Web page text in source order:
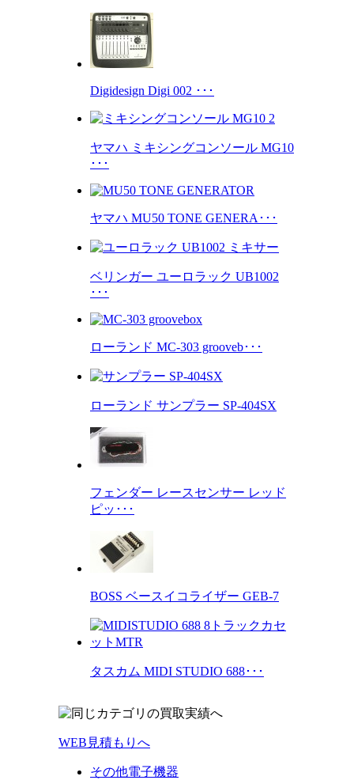
Digidesign Digi 002 ･･･
ヤマハ ミキシングコンソール MG10
･･･
ヤマハ MU50 TONE GENERA･･･
ベリンガー ユーロラック UB1002
･･･
ローランド MC-303 grooveb･･･
ローランド サンプラー SP-404SX
フェンダー レースセンサー レッド
ピッ･･･
BOSS ベースイコライザー GEB-7
タスカム MIDI STUDIO 688･･･
WEB見積もりへ
その他電子機器